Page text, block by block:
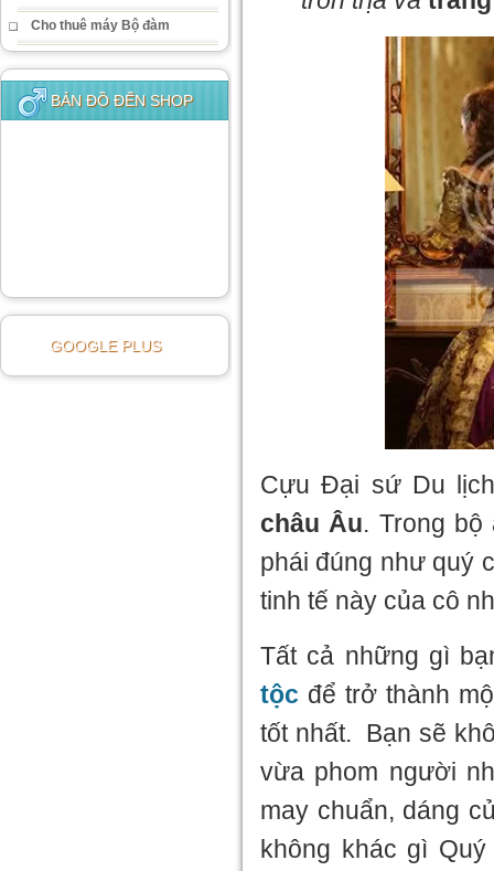
Cho thuê máy Bộ đàm
BẢN ĐỒ ĐẾN SHOP
GOOGLE PLUS
Cựu Đại sứ Du
châu Âu. Trong
phái đúng như quý
tinh tế này của cô
Tất cả những gì
tộc để trở thành
tốt nhất. Bạn sẽ
vừa phom người
may chuẩn, dáng
không khác gì